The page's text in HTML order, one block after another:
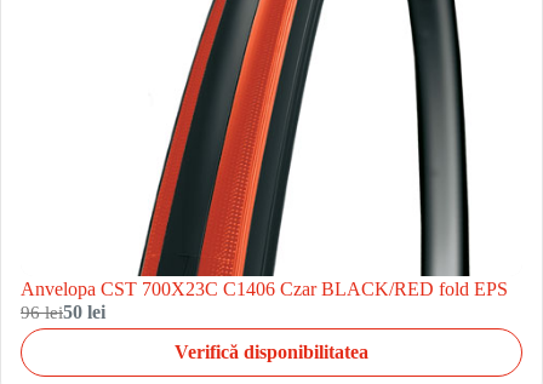
Anvelopa CST 700X23C C1406 Czar BLACK/RED fold EPS
96 lei50 lei
Verifică disponibilitatea